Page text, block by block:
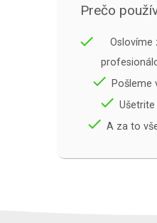
Prečo
done
Oslovíme
done Pošleme
done
done A za to